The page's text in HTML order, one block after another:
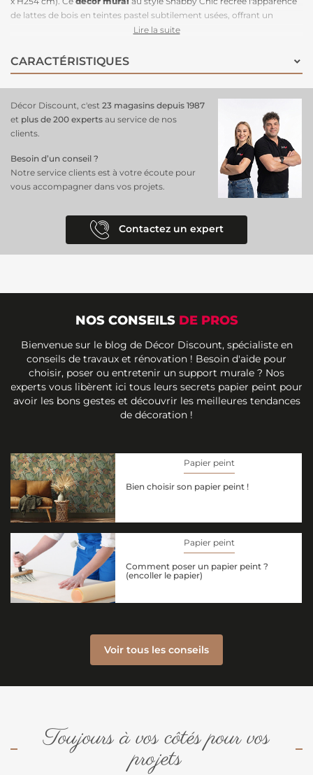
de lattes de bois en teintes pastel subtilement usées, offrant un
charme rustique et rétro. Idéal pour ceux qui aiment les atmosphères
un salon ou une entrée. Ses couleurs douces et vieillies apportent une
touche d'originalité tout en conservant une élégance discrète,
Lire la suite
CARACTÉRISTIQUES
Décor Discount, c'est 23 magasins depuis 1987
et plus de 200 experts au service de nos
clients.
Besoin d’un conseil ?
Notre service clients est à votre écoute pour
vous accompagner dans vos projets.
Contactez un expert
NOS CONSEILS DE PROS
Bienvenue sur le blog de Décor Discount, spécialiste en
conseils de travaux et rénovation ! Besoin d'aide pour
choisir, poser ou entretenir un support murale ? Nos
experts vous libèrent ici tous leurs secrets papier peint pour
avoir les bons gestes et découvrir les meilleures tendances
de décoration !
Papier peint
Bien choisir son papier peint !
Papier peint
Comment poser un papier peint ?
(encoller le papier)
Voir tous les conseils
Toujours à vos côtés pour vos
projets